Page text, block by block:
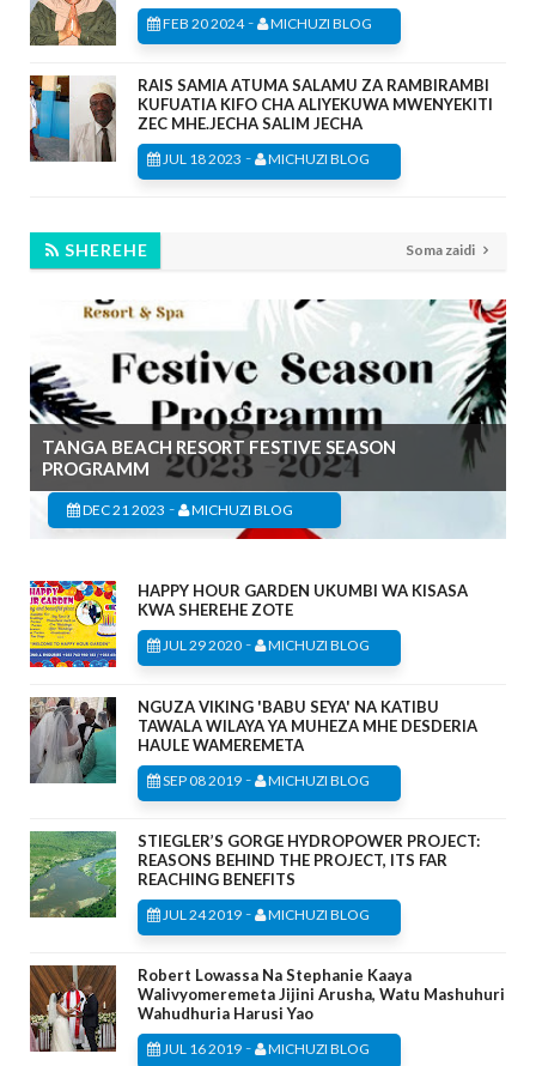
FEB 20 2024- MICHUZI BLOG
RAIS SAMIA ATUMA SALAMU ZA RAMBIRAMBI
KUFUATIA KIFO CHA ALIYEKUWA MWENYEKITI
ZEC MHE.JECHA SALIM JECHA
JUL 18 2023 - MICHUZI BLOG
SHEREHE Soma zaidi
TANGA BEACH RESORT FESTIVE SEASON
PROGRAMM
DEC 21 2023 - MICHUZI BLOG
HAPPY HOUR GARDEN UKUMBI WA KISASA
KWA SHEREHE ZOTE
JUL 29 2020 - MICHUZI BLOG
NGUZA VIKING 'BABU SEYA' NA KATIBU
TAWALA WILAYA YA MUHEZA MHE DESDERIA
HAULE WAMEREMETA
SEP 08 2019 - MICHUZI BLOG
STIEGLER’S GORGE HYDROPOWER PROJECT:
REASONS BEHIND THE PROJECT, ITS FAR
REACHING BENEFITS
JUL 24 2019 - MICHUZI BLOG
Robert Lowassa Na Stephanie Kaaya
Walivyomeremeta Jijini Arusha, Watu Mashuhuri
Wahudhuria Harusi Yao
JUL 16 2019 - MICHUZI BLOG